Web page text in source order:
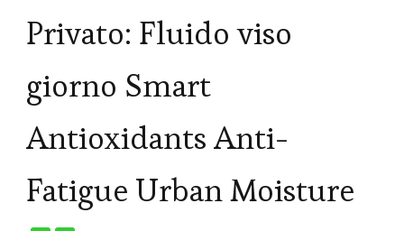
Privato: Fluido viso
giorno Smart
Antioxidants Anti-
Fatigue Urban Moisture